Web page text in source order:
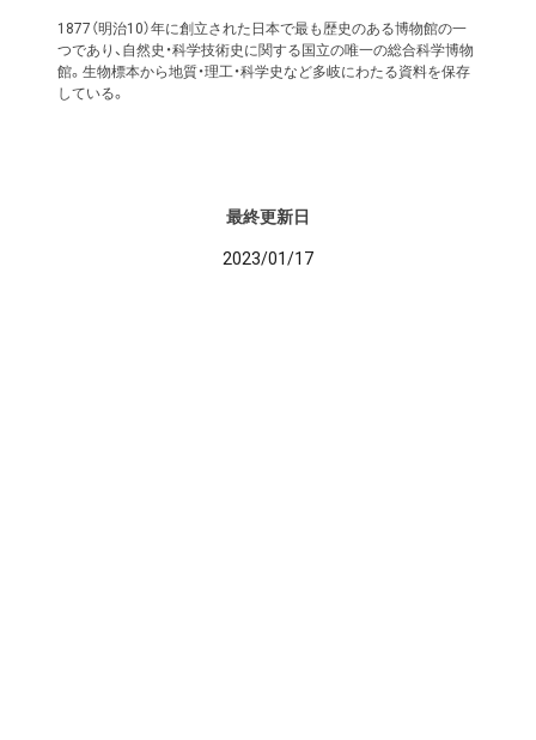
1877（明治10）年に創立された日本で最も歴史のある博物館の一
つであり、自然史・科学技術史に関する国立の唯一の総合科学博物
館。生物標本から地質・理工・科学史など多岐にわたる資料を保存
している。
最終更新日
2023/01/17